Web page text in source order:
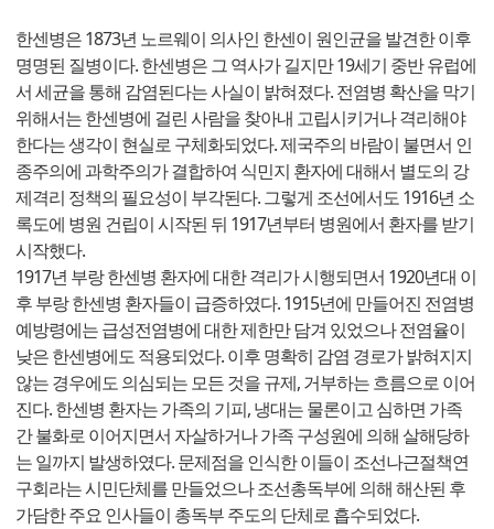
한센병은 1873년 노르웨이 의사인 한센이 원인균을 발견한 이후
명명된 질병이다. 한센병은 그 역사가 길지만 19세기 중반 유럽에
서 세균을 통해 감염된다는 사실이 밝혀졌다. 전염병 확산을 막기
위해서는 한센병에 걸린 사람을 찾아내 고립시키거나 격리해야
한다는 생각이 현실로 구체화되었다. 제국주의 바람이 불면서 인
종주의에 과학주의가 결합하여 식민지 환자에 대해서 별도의 강
제격리 정책의 필요성이 부각된다. 그렇게 조선에서도 1916년 소
록도에 병원 건립이 시작된 뒤 1917년부터 병원에서 환자를 받기
시작했다.
1917년 부랑 한센병 환자에 대한 격리가 시행되면서 1920년대 이
후 부랑 한센병 환자들이 급증하였다. 1915년에 만들어진 전염병
예방령에는 급성전염병에 대한 제한만 담겨 있었으나 전염율이
낮은 한센병에도 적용되었다. 이후 명확히 감염 경로가 밝혀지지
않는 경우에도 의심되는 모든 것을 규제, 거부하는 흐름으로 이어
진다. 한센병 환자는 가족의 기피, 냉대는 물론이고 심하면 가족
간 불화로 이어지면서 자살하거나 가족 구성원에 의해 살해당하
는 일까지 발생하였다. 문제점을 인식한 이들이 조선나근절책연
구회라는 시민단체를 만들었으나 조선총독부에 의해 해산된 후
가담한 주요 인사들이 총독부 주도의 단체로 흡수되었다.